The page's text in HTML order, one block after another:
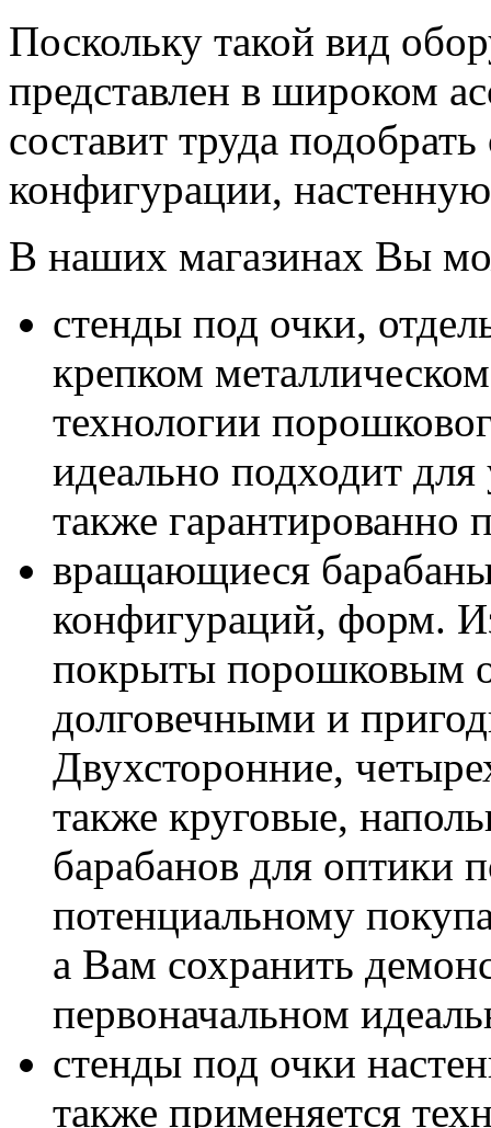
Поскольку такой вид
представлен в широком
составит труда
конфигурации,
В наших магазинах Вы
стенды под очки,
крепком
технологии
идеально подходит
также гарантированно
вращающиеся
конфигураций, форм.
покрыты порошковым
долговечными и
Двухсторонние,
также круговые,
барабанов для оптики
потенциальному
а Вам сохранить
первоначальном
стенды под очки
также применяется